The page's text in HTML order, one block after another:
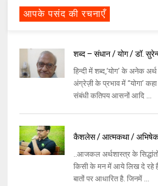
आपके पसंद की रचनाएँ
शब्द – संधान / योग / डॉ.
हिन्दी में शब्द,‘योग’ के अनेक
अंग्रेज़ी के प्रभाव में “योगा’
संबंधी कतिपय आसनों आदि ...
कैशलेस / आत्मकथा /
..आजकल अर्थशास्त्र के
किसी के मन में आये लिख दे रहे हैं
बातों पर आधारित है. जिनमें ...